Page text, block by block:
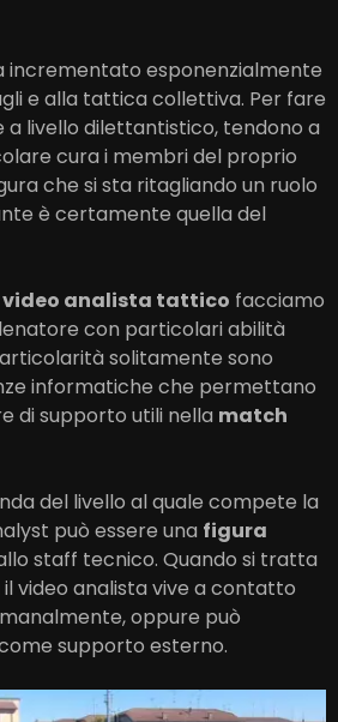
incrementato esponenzialmente
e alla tattica collettiva. Per fare
a livello dilettantistico, tendono a
cura i membri del proprio
che si sta ritagliando un ruolo
è certamente quella del
video analista tattico facciamo
con particolari abilità
solitamente sono
informatiche che permettano
di supporto utili nella match
del livello al quale compete la
può essere una figura
staff tecnico. Quando si tratta
video analista vive a contatto
oppure può
supporto esterno.